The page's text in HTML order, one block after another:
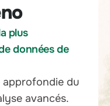
plus
données de
approfondie du
avancés.